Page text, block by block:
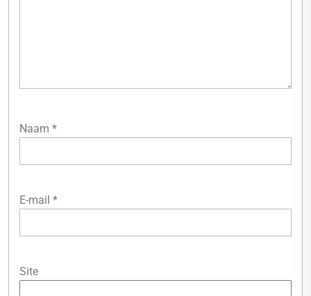
Naam *
E-mail *
Site